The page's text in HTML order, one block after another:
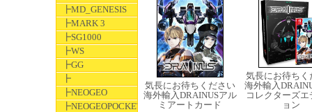
┣MD_GENESIS
┣MARK 3
┣SG1000
┣WS
┣GG
┣
┣NEOGEO
┣NEOGEOPOCKET
気長にお待ちください
海外輸入DRAINUSアル
ミアートカード
気長にお待ちく
海外輸入
コレクターズエ
ョン